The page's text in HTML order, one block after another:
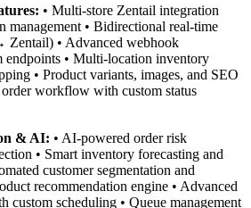
• Multi-store Zentail integration
management • Bidirectional real-time
• Advanced webhook
endpoints • Multi-location inventory
• Product variants, images, and SEO
workflow with custom status
& AI: • AI-powered order risk
• Smart inventory forecasting and
customer segmentation and
recommendation engine • Advanced
custom scheduling • Queue management